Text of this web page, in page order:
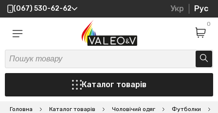
(067) 530-62-62 Укр Рус
0
Каталог товарів
Головна Каталог товарів Чоловічий одяг Футболки